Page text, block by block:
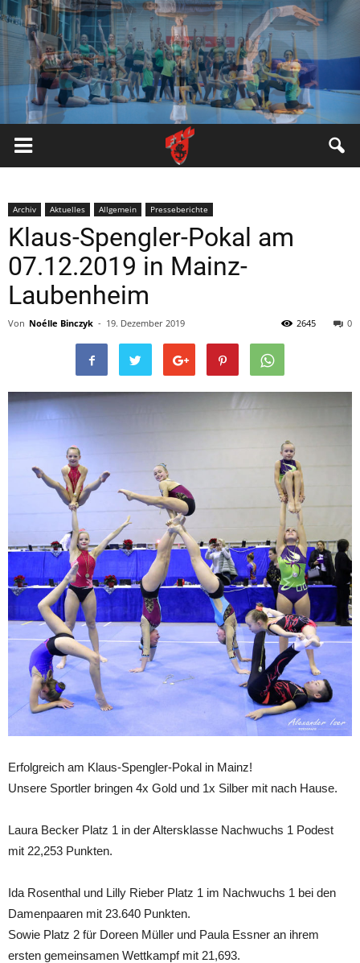
FTG
Archiv Aktuelles Allgemein Presseberichte
Klaus-Spengler-Pokal am
07.12.2019 in Mainz-
Laubenheim
Von Noélle Binczyk - 19. Dezember 2019 0
2645
Erfolgreich am Klaus-Spengler-Pokal in Mainz!
Unsere Sportler bringen 4x Gold und 1x Silber mit nach Hause.
Laura Becker Platz 1 in der Altersklasse Nachwuchs 1 Podest
mit 22,253 Punkten.
Ida Rosenthal und Lilly Rieber Platz 1 im Nachwuchs 1 bei den
Damenpaaren mit 23.640 Punkten.
Sowie Platz 2 für Doreen Müller und Paula Essner an ihrem
ersten gemeinsamen Wettkampf mit 21,693.